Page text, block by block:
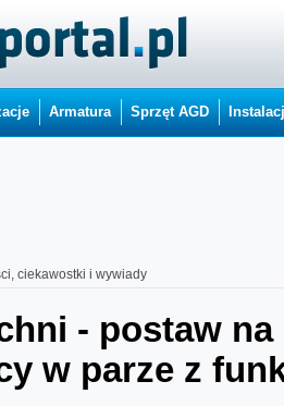
Armatura Sprzęt AGD
ciekawostki i wywiady
- postaw
w parze z